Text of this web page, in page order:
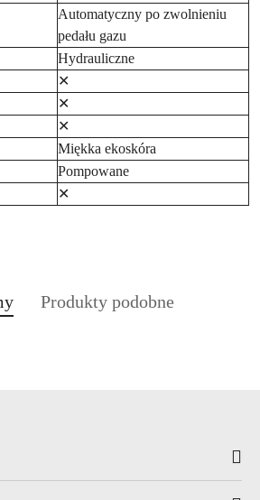
Automatyczny po zwolnieniu
pedału gazu
Hydrauliczne
✕
✕
✕
Miękka ekoskóra
Pompowane
✕
Produkty
Produkty podobne